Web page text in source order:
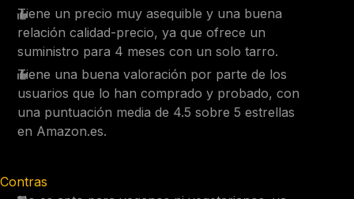
Tiene un precio muy asequible y una buena
relación calidad-precio, ya que ofrece un
suministro para 4 meses con un solo tarro.
Tiene una buena valoración por parte de los
usuarios que lo han comprado y probado, con
una puntuación media de 4.5 sobre 5 estrellas
en Amazon.es.
Contras